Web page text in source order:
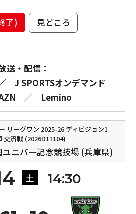
了)
見どころ
送・配信：
J SPORTSオンデマンド
／ Lemino
リーグワン 2025-26 ディビジョン1
交流戦 (2026D11104)
ニバー記念競技場 (兵庫県)
土 14:30